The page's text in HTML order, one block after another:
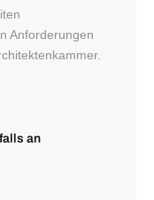
Anforderungen
an